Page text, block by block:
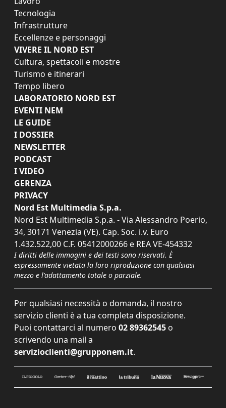
Tecnologia
Infrastrutture
Eccellenze e personaggi
VIVERE IL NORD EST
Cultura, spettacoli e mostre
Turismo e itinerari
Tempo libero
LABORATORIO NORD EST
EVENTI NEM
LE GUIDE
I DOSSIER
NEWSLETTER
PODCAST
I VIDEO
GERENZA
PRIVACY
Nord Est Multimedia S.p.a.
Nord Est Multimedia S.p.a. - Via Alessandro Poerio,
34, 30171 Venezia (VE). Cap. Soc. i.v. Euro
1.432.522,00 C.F. 05412000266 e REA VE-454332
I diritti delle immagini e dei testi sono riservati. È
espressamente vietata la loro riproduzione con qualsiasi
mezzo e l'adattamento totale o parziale.
Per qualsiasi necessità o domanda, il nostro
servizio clienti è a tua completa disposizione.
Puoi contattarci al numero 02 89362545 o
scrivendo una mail a
servizioclienti@grupponem.it.